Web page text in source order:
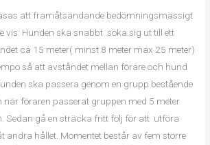
att framåtsändande bedömningsmässigt
vis: Hunden ska snabbt söka sig ut till ett
ca 15 meter( minst 8 meter max 25 meter)
så att avståndet mellan förare och hund
ska passera genom en grupp bestående
när föraren passerat gruppen med 5 meter
Sedan gå en sträcka fritt följ för att utföra
andra hållet. Momentet består av fem större